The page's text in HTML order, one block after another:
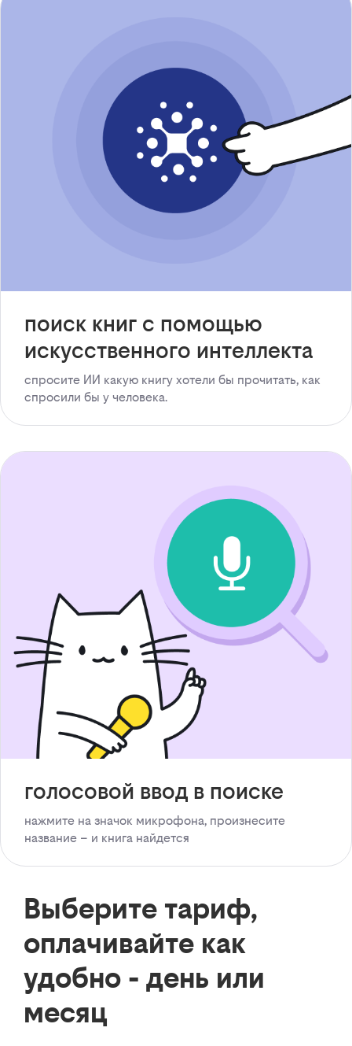
поиск книг с помощью
искусственного интеллекта
спросите ИИ какую книгу хотели бы прочитать, как
спросили бы у человека.
голосовой ввод в поиске
нажмите на значок микрофона, произнесите
название – и книга найдется
Выберите тариф,
оплачивайте как
удобно - день или
месяц